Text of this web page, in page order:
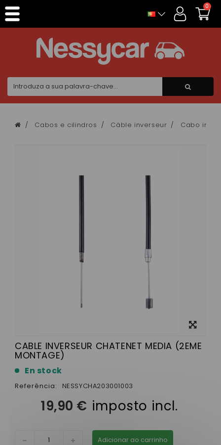
0
Cabos e cilindros Câble inverseur Cabo
CABLE INVERSEUR CHATENET MEDIA (2EME
MONTAGE)
En stock
Referência: NESSYCHA203001003
19,90 € imposto incl.
Adicionar ao carrinho
Painel de Gerenciamento de Cookies